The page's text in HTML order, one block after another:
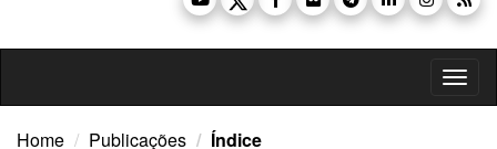
Home Publicações Índice